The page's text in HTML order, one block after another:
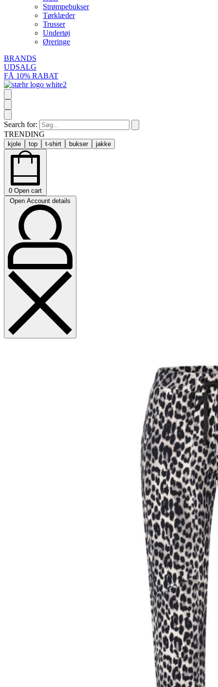
Strømpebukser
Tørklæder
Trusser
Undertøj
Øreringe
BRANDS
UDSALG
FÅ 10% RABAT
Search for:
TRENDING
kjole top t-shirt bukser jakke
0 Open cart
Open Account details